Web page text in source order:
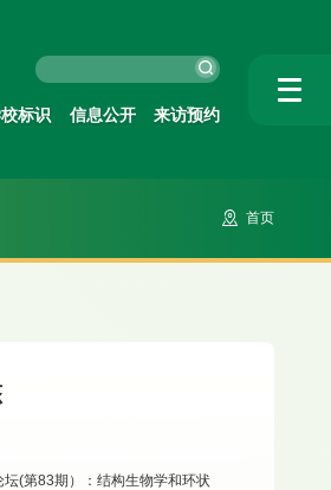
标识 信息公开 来访预约
首页
坛(第83期）：结构生物学和环状